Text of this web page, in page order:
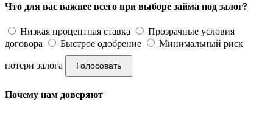
Что для вас важнее всего при выборе займа под залог?
Низкая процентная ставка
Прозрачные условия
договора
Быстрое одобрение Минимальный риск
потери залога Голосовать
Почему нам доверяют